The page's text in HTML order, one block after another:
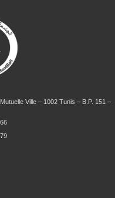
Ville – 1002 Tunis – B.P. 151 –